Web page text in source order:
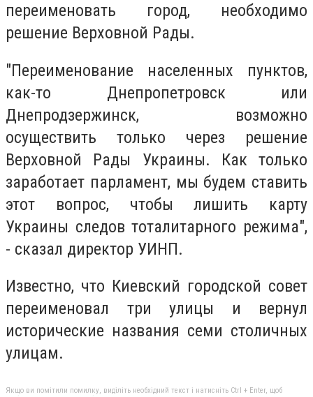
переименовать город, необходимо
решение Верховной Рады.
"Переименование населенных пунктов,
как-то Днепропетровск или
Днепродзержинск, возможно
осуществить только через решение
Верховной Рады Украины. Как только
заработает парламент, мы будем ставить
этот вопрос, чтобы лишить карту
Украины следов тоталитарного режима",
- сказал директор УИНП.
Известно, что Киевский городской совет
переименовал три улицы и вернул
исторические названия семи столичных
улицам.
Якщо ви помітили помилку, виділіть необхідний текст і натисніть Ctrl + Enter, щоб